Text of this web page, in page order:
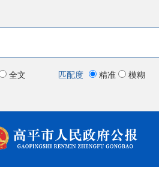
全文 匹配度 精准 模糊